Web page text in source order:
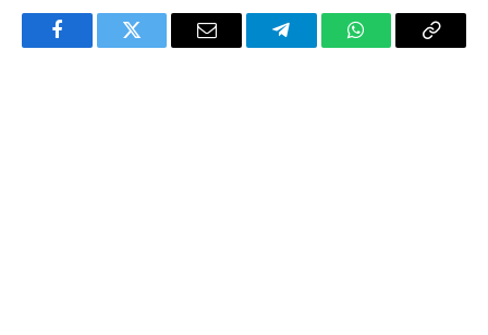
FacebookTwitter Email TelegramWhatsAppCopy